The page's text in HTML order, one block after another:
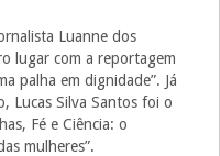
Luanne dos
lugar com a reportagem
palha em dignidade”. Já
Lucas Silva Santos foi o
Fé e Ciência: o
mulheres”.